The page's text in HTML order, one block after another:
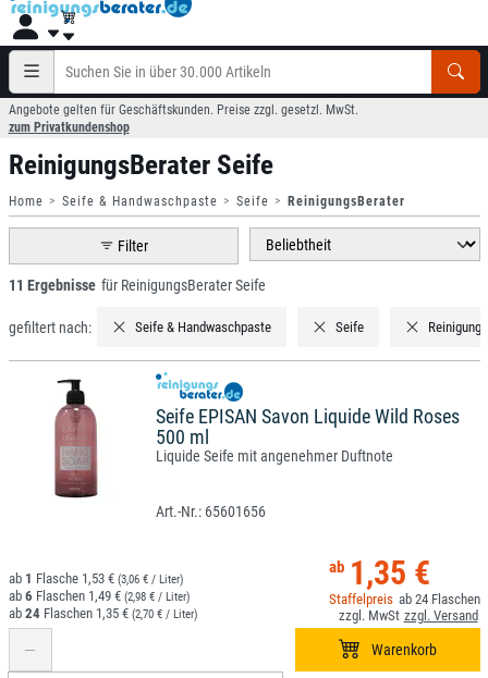
Angebote gelten für Geschäftskunden. Preise zzgl. gesetzl. MwSt.
zum Privatkundenshop
ReinigungsBerater Seife
Home Seife & Handwaschpaste Seife ReinigungsBerater
Filter
11 Ergebnisse für ReinigungsBerater Seife
gefiltert nach: Seife & Handwaschpaste Seife
Seife EPISAN Savon Liquide Wild Roses
500 ml
Liquide Seife mit angenehmer Duftnote
65601656
1,35 €
24
1 1,53 € (3,06 € / Liter)
6 1,49 € (2,98 € / Liter)
24 1,35 € (2,70 € / Liter)